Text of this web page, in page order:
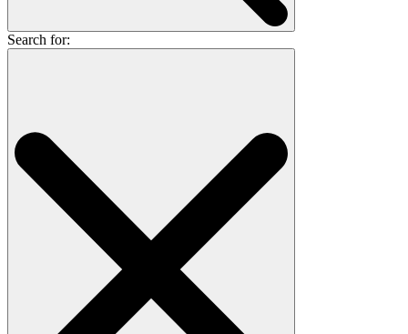
Search for: